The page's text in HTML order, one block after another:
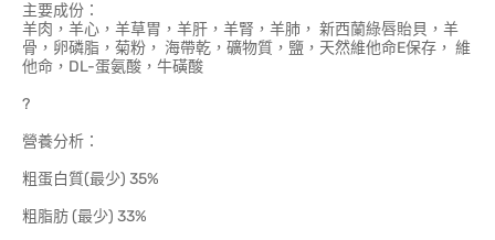
主要成份：
羊肉，羊心，羊草胃，羊肝，羊腎，羊肺， 新西蘭綠唇貽貝，羊
骨，卵磷脂，菊粉， 海帶乾，礦物質，鹽，天然維他命E保存， 維
他命，DL-蛋氨酸，牛磺酸
?
營養分析：
粗蛋白質(最少) 35%
粗脂肪 (最少) 33%